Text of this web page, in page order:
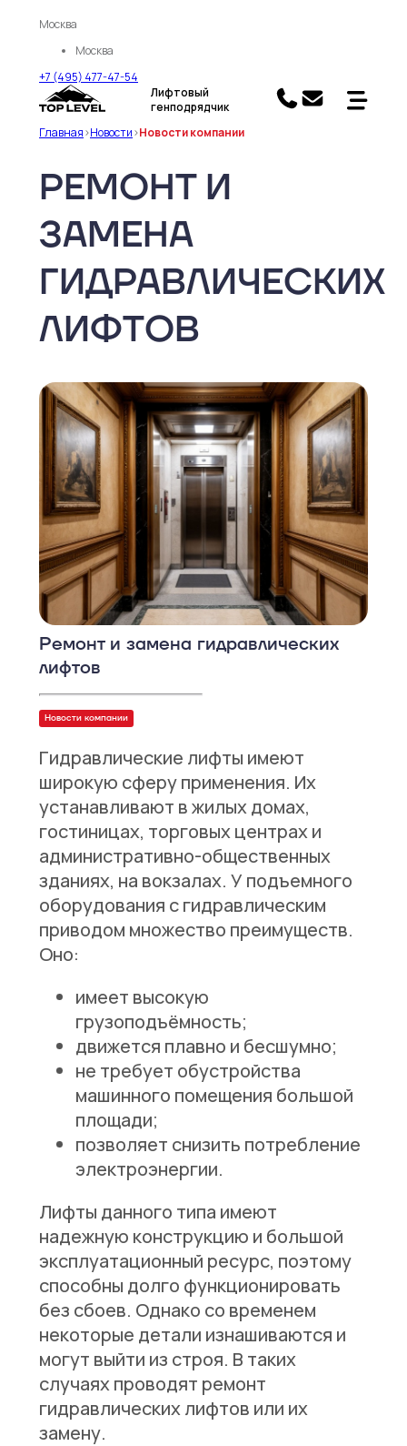
Москва
Москва
+7 (495) 477-47-54
Лифтовый
генподрядчик
Главная>Новости>Новости компании
РЕМОНТ И
ЗАМЕНА
ГИДРАВЛИЧЕСКИХ
ЛИФТОВ
Ремонт и замена гидравлических
лифтов
Новости компании
Гидравлические лифты имеют
широкую сферу применения. Их
устанавливают в жилых домах,
гостиницах, торговых центрах и
административно-общественных
зданиях, на вокзалах. У подъемного
оборудования с гидравлическим
приводом множество преимуществ.
Оно:
имеет высокую
грузоподъёмность;
движется плавно и бесшумно;
не требует обустройства
машинного помещения большой
площади;
позволяет снизить потребление
электроэнергии.
Лифты данного типа имеют
надежную конструкцию и большой
эксплуатационный ресурс, поэтому
способны долго функционировать
без сбоев. Однако со временем
некоторые детали изнашиваются и
могут выйти из строя. В таких
случаях проводят ремонт
гидравлических лифтов или их
замену.